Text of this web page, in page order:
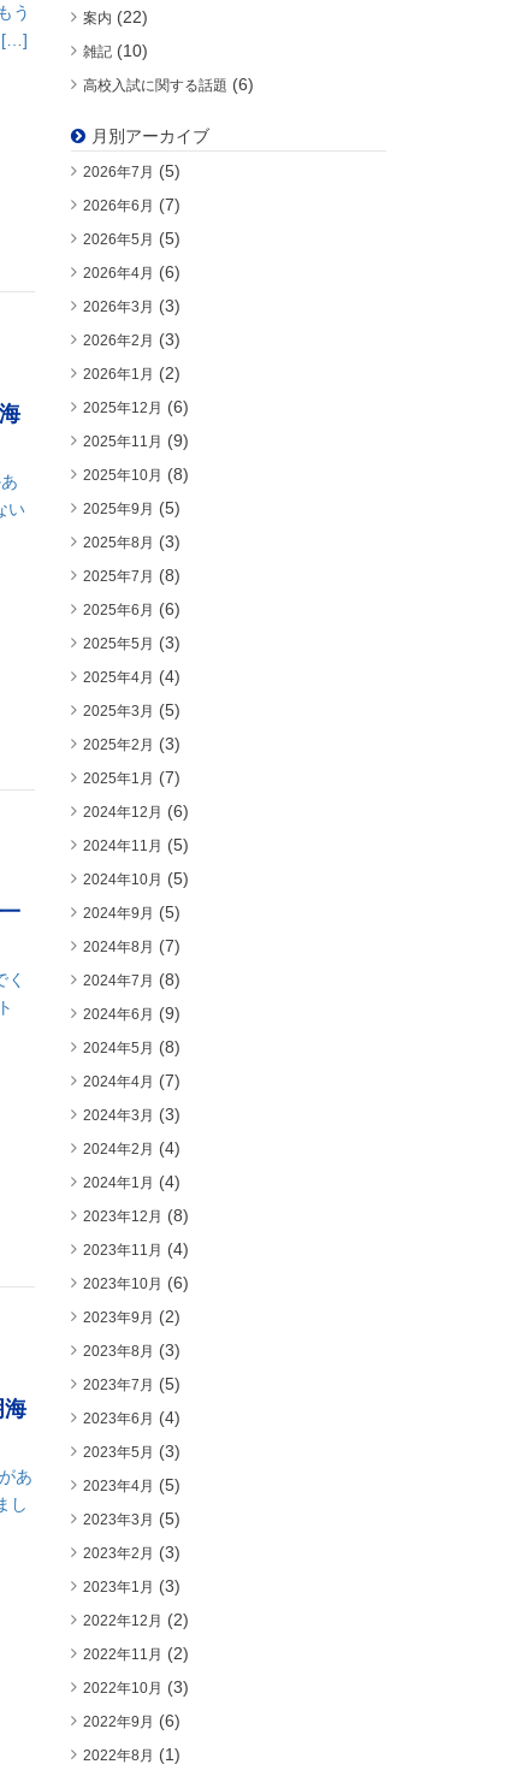
う
[…]
い
海
あ
し
案内 (22)
雑記(10)
高校入試に関する話題 (6)
月別アーカイブ
2026年7月 (5)
2026年6月 (7)
2026年5月 (5)
2026年4月 (6)
2026年3月 (3)
2026年2月 (3)
2026年1月 (2)
2025年12月 (6)
2025年11月 (9)
2025年10月 (8)
2025年9月 (5)
2025年8月 (3)
2025年7月 (8)
2025年6月 (6)
2025年5月 (3)
2025年4月 (4)
2025年3月 (5)
2025年2月 (3)
2025年1月 (7)
2024年12月 (6)
2024年11月 (5)
2024年10月 (5)
2024年9月 (5)
2024年8月 (7)
2024年7月 (8)
2024年6月 (9)
2024年5月 (8)
2024年4月 (7)
2024年3月 (3)
2024年2月 (4)
2024年1月 (4)
2023年12月 (8)
2023年11月 (4)
2023年10月 (6)
2023年9月 (2)
2023年8月 (3)
2023年7月 (5)
2023年6月 (4)
2023年5月 (3)
2023年4月 (5)
2023年3月 (5)
2023年2月 (3)
2023年1月 (3)
2022年12月 (2)
2022年11月 (2)
2022年10月 (3)
2022年9月 (6)
2022年8月 (1)